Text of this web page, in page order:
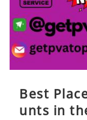
Best
unts in